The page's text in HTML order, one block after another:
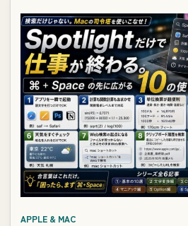
APPLE & MAC